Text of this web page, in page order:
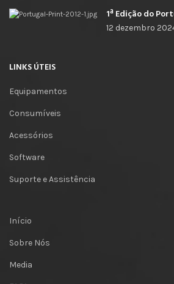
12 dezembro
LINKS ÚTEIS
Equipamentos
Consumíveis
Acessórios
Software
Suporte e Assistência
Início
Sobre Nós
Media